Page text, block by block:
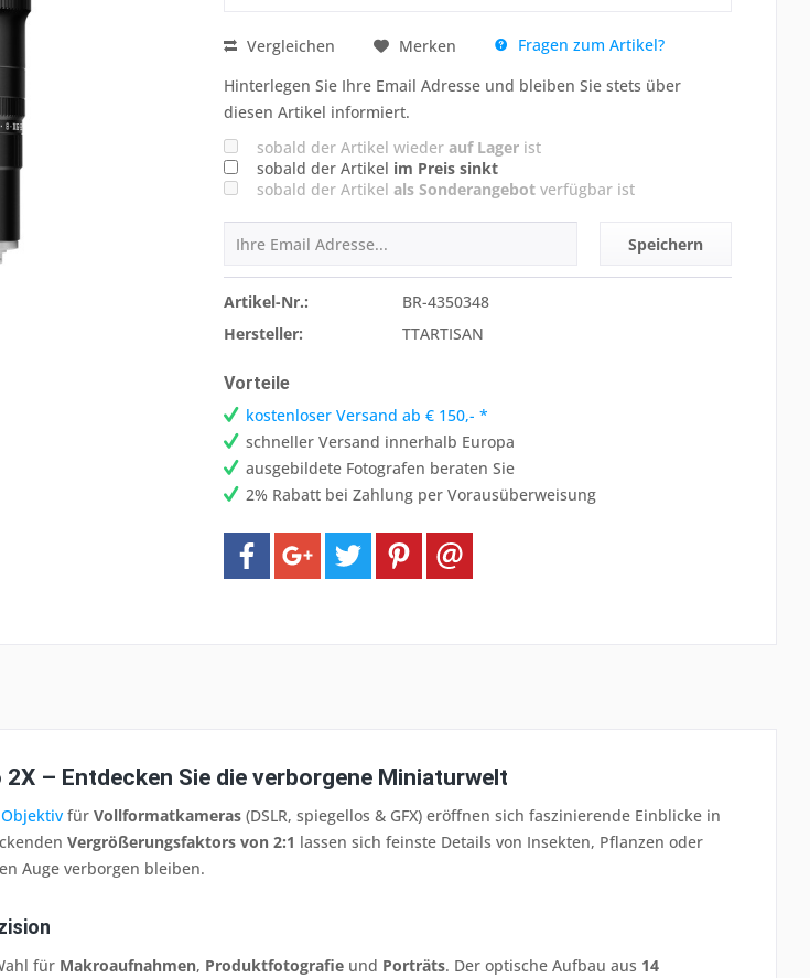
Vergleichen Merken
Fragen zum Artikel?
Hinterlegen Sie Ihre Email Adresse und bleiben Sie stets über
diesen Artikel informiert.
sobald der Artikel wieder auf Lagerist
sobald der Artikel im Preis sinkt
sobald der Artikel als Sonderangebotverfügbar ist
Speichern
Artikel-Nr.:
BR-4350348
Hersteller:
TTARTISAN
Vorteile
kostenloser Versand ab € 150,- *
schneller Versand innerhalb Europa
ausgebildete Fotografen beraten Sie
2% Rabatt bei Zahlung per Vorausüberweisung
– Entdecken Sie die verborgene Miniaturwelt
Objektiv für Vollformatkameras (DSLR, spiegellos & GFX) eröffnen sich faszinierende Einblicke in
Vergrößerungsfaktors von 2:1 lassen sich feinste Details von Insekten, Pflanzen oder
Auge verborgen bleiben.
für Makroaufnahmen, Produktfotografie und Porträts. Der optische Aufbau aus 14